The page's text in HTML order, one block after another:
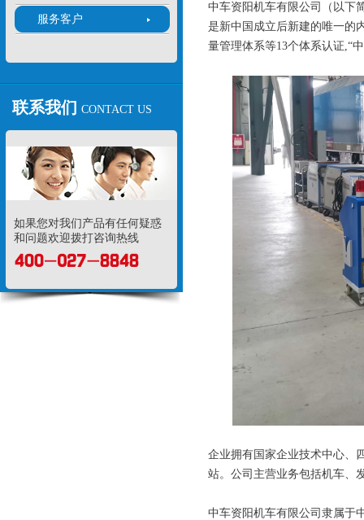
服务客户
联系我们 CONTACT US
如果您对我们产品有任何疑惑
和问题欢迎拨打咨询热线
中车资阳机车有限公司（以下
是新中国成立后新建的唯一的
量管理体系等13个体系认证,“
企业拥有国家企业技术中心、
站。公司主营业务包括机车、
中车资阳机车有限公司隶属于